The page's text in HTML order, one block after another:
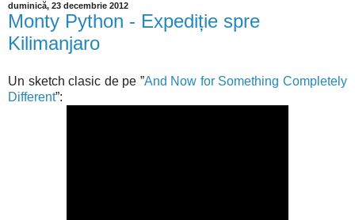
duminică, 23 decembrie 2012
Monty Python - Expediție spre
Kilimanjaro
Un sketch clasic de pe ”And Now for Something Completely
Different”: